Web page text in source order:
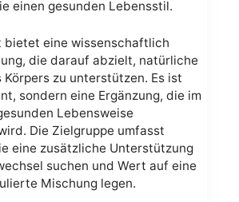
einen gesunden Lebensstil.
bietet eine wissenschaftlich
die darauf abzielt, natürliche
Körpers zu unterstützen. Es ist
sondern eine Ergänzung, die im
Lebensweise
Die Zielgruppe umfasst
eine zusätzliche Unterstützung
suchen und Wert auf eine
Mischung legen.